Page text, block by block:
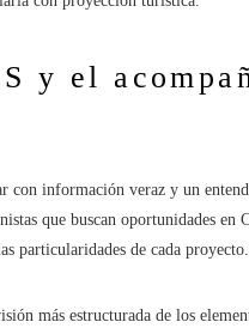
y el
con información veraz y un
que buscan oportunidades
particularidades de cada proyecto.
más estructurada de los